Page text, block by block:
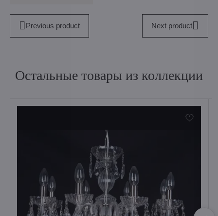
Previous product Next product
Остальные товары из коллекции